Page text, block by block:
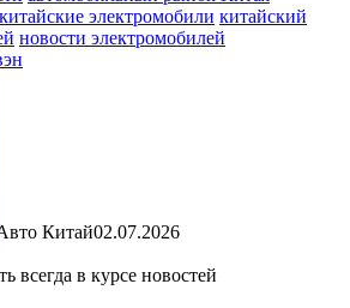
китайские электромобили китайский
новости электромобилей
Китай02.07.2026
всегда в курсе новостей